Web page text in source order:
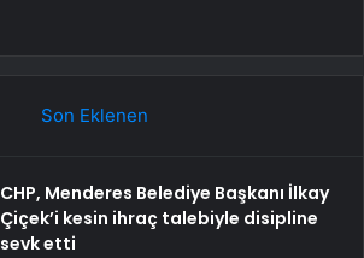
Son Eklenen
CHP, Menderes Belediye Başkanı İlkay
Çiçek’i kesin ihraç talebiyle disipline
sevk etti